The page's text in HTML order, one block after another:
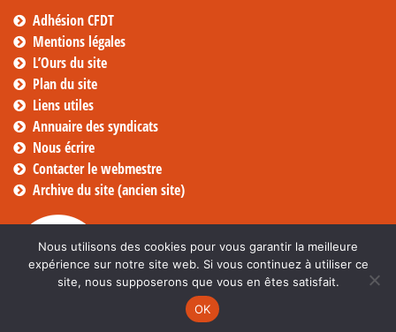
Adhésion CFDT
Mentions légales
L’Ours du site
Plan du site
Liens utiles
Annuaire des syndicats
Nous écrire
Contacter le webmestre
Archive du site (ancien site)
Nous utilisons des cookies pour vous garantir la meilleure
expérience sur notre site web. Si vous continuez à utiliser ce
site, nous supposerons que vous en êtes satisfait.
OK